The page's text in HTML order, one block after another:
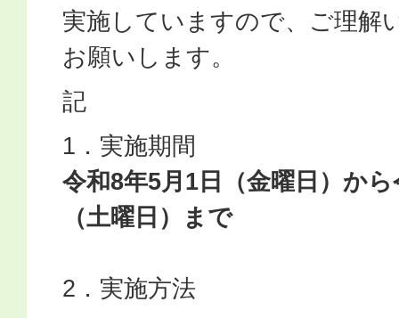
実施していますので、ご理解
お願いします。
記
1．実施期間
令和8年5月1日（金曜日）か
（土曜日）まで
2．実施方法